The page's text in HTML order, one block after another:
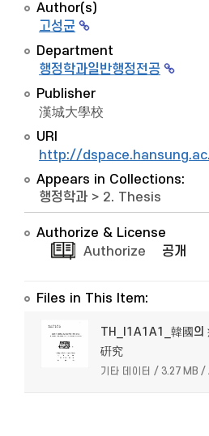
Author(s)
고성균
Department
행정학과일반행정전공
Publisher
漢城大學校
URI
http://
Appears in Collections:
행정학과 > 2. Thesis
Authorize & License
Authorize
공개
Files in This Item:
TH_I1A1A1_韓國의
硏究
기타 데이터 / 3.27 MB /